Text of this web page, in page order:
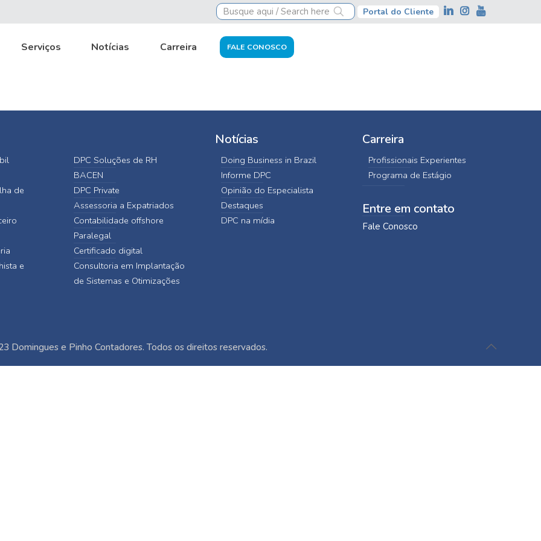
Portal do Cliente
Serviços Notícias Carreira FALE CONOSCO
de
e
DPC Soluções de RH
BACEN
DPC Private
Assessoria a Expatriados
Contabilidade offshore
Paralegal
Certificado digital
Consultoria em Implantação
de Sistemas e Otimizações
Notícias
Doing Business in Brazil
Informe DPC
Opinião do Especialista
Destaques
DPC na mídia
Carreira
Profissionais Experientes
Programa de Estágio
Entre em contato
Fale Conosco
Domingues e Pinho Contadores. Todos os direitos reservados.